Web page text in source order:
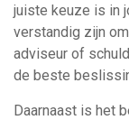
juiste keuze is in
verstandig zijn
adviseur of
de beste
Daarnaast is het